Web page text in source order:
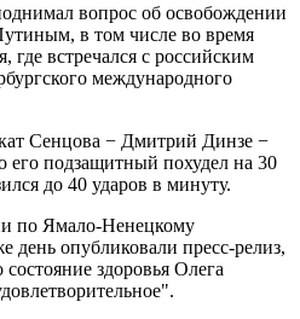
вопрос об освобождении
в том числе во время
где встречался с российским
международного
Сенцова − Дмитрий Динзе −
его подзащитный похудел на 30
до 40 ударов в минуту.
по Ямало-Ненецкому
день опубликовали пресс-релиз,
здоровья Олега